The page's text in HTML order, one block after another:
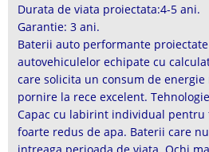
Durata de viata proiectata:4-5 ani.
Garantie: 3 ani.
Baterii auto performante
autovehiculelor echipate cu
care solicita un consum de
pornire la rece excelent. Tehnologie
Capac cu labirint individual pentru
foarte redus de apa. Baterii care